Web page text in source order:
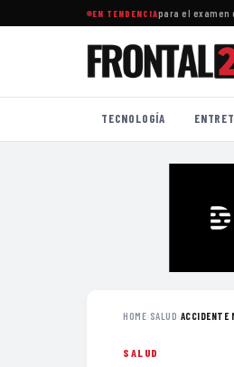
EN TENDENCIA
sedes, fechas y horarios para el examen
TECNOLOGÍA
HOME› SALUD›ACCIDENTE
SALUD